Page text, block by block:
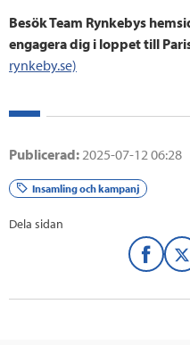
Besök Team Rynkebys
engagera dig i loppet till
rynkeby.se)
Publicerad: 2025-07-12 06:28
Insamling och kampanj
Dela sidan
F